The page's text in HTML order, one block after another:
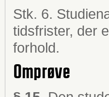
Stk. 6.
tidsfrister, der
forhold.
Omprøve